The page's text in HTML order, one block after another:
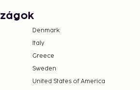
Denmark
Italy
Greece
Sweden
United States of America